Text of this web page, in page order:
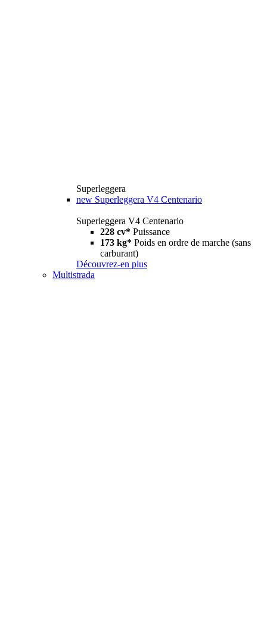
Superleggera
new Superleggera V4 Centenario
Superleggera V4 Centenario
228 cv* Puissance
173 kg* Poids en ordre de marche (sans
carburant)
Découvrez-en plus
Multistrada